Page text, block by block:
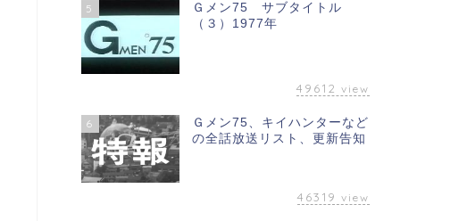
5
Ｇメン75 サブタイトル
（３）1977年
49612 view
6
Ｇメン75、キイハンターなど
の全話放送リスト、更新告知
46319 view